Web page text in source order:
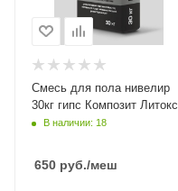
Смесь для пола нивелир
30кг гипс Композит Литокс
В наличии: 18
650 руб./меш